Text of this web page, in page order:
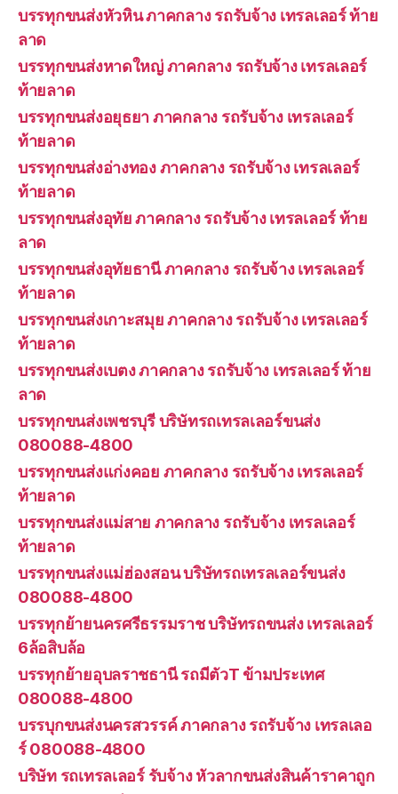
บรรทุกขนส่งหัวหิน ภาคกลาง รถรับจ้าง เทรลเลอร์ ท้าย
ลาด
บรรทุกขนส่งหาดใหญ่ ภาคกลาง รถรับจ้าง เทรลเลอร์
ท้ายลาด
บรรทุกขนส่งอยุธยา ภาคกลาง รถรับจ้าง เทรลเลอร์
ท้ายลาด
บรรทุกขนส่งอ่างทอง ภาคกลาง รถรับจ้าง เทรลเลอร์
ท้ายลาด
บรรทุกขนส่งอุทัย ภาคกลาง รถรับจ้าง เทรลเลอร์ ท้าย
ลาด
บรรทุกขนส่งอุทัยธานี ภาคกลาง รถรับจ้าง เทรลเลอร์
ท้ายลาด
บรรทุกขนส่งเกาะสมุย ภาคกลาง รถรับจ้าง เทรลเลอร์
ท้ายลาด
บรรทุกขนส่งเบตง ภาคกลาง รถรับจ้าง เทรลเลอร์ ท้าย
ลาด
บรรทุกขนส่งเพชรบุรี บริษัทรถเทรลเลอร์ขนส่ง
080088-4800
บรรทุกขนส่งแก่งคอย ภาคกลาง รถรับจ้าง เทรลเลอร์
ท้ายลาด
บรรทุกขนส่งแม่สาย ภาคกลาง รถรับจ้าง เทรลเลอร์
ท้ายลาด
บรรทุกขนส่งแม่ฮ่องสอน บริษัทรถเทรลเลอร์ขนส่ง
080088-4800
บรรทุกย้ายนครศรีธรรมราช บริษัทรถขนส่ง เทรลเลอร์
6ล้อสิบล้อ
บรรทุกย้ายอุบลราชธานี รถมีตัวT ข้ามประเทศ
080088-4800
บรรบุกขนส่งนครสวรรค์ ภาคกลาง รถรับจ้าง เทรลเลอ
ร์ 080088-4800
บริษัท รถเทรลเลอร์ รับจ้าง หัวลากขนส่งสินค้าราคาถูก